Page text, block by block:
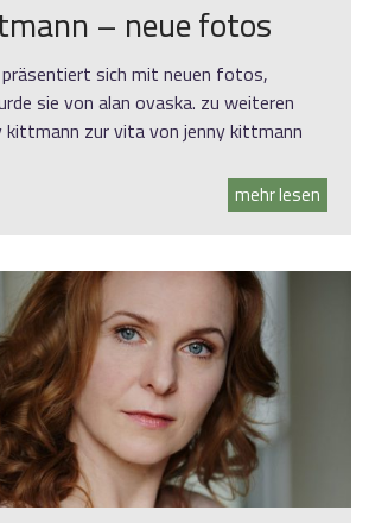
– neue fotos
sich mit neuen fotos,
sie von alan ovaska. zu weiteren
kittmann zur vita von jenny kittmann
mehr lesen